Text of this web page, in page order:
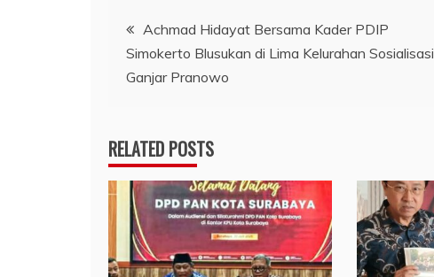
Navigasi
pos
Achmad Hidayat Bersama Kader PDIP
Simokerto Blusukan di Lima Kelurahan Sosialisasi
Ganjar Pranowo
RELATED POSTS